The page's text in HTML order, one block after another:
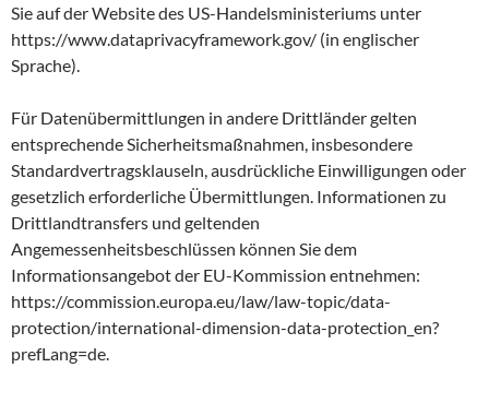
Sie auf der Website des US-Handelsministeriums unter
https://www.dataprivacyframework.gov/ (in englischer
Sprache).
Für Datenübermittlungen in andere Drittländer gelten
entsprechende Sicherheitsmaßnahmen, insbesondere
Standardvertragsklauseln, ausdrückliche Einwilligungen oder
gesetzlich erforderliche Übermittlungen. Informationen zu
Drittlandtransfers und geltenden
Angemessenheitsbeschlüssen können Sie dem
Informationsangebot der EU-Kommission entnehmen:
https://commission.europa.eu/law/law-topic/data-
protection/international-dimension-data-protection_en?
prefLang=de.